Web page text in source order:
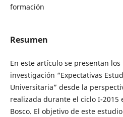
formación
Resumen
En este artículo se presentan
investigación “Expectativas
Universitaria” desde la
realizada durante el ciclo I-2015
Bosco. El objetivo de este